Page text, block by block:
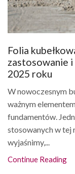
Folia
zastosowanie
2025 roku
W nowoczesnym
ważnym
fundamentów.
stosowanych w tej
wyjaśnimy,...
Continue Reading